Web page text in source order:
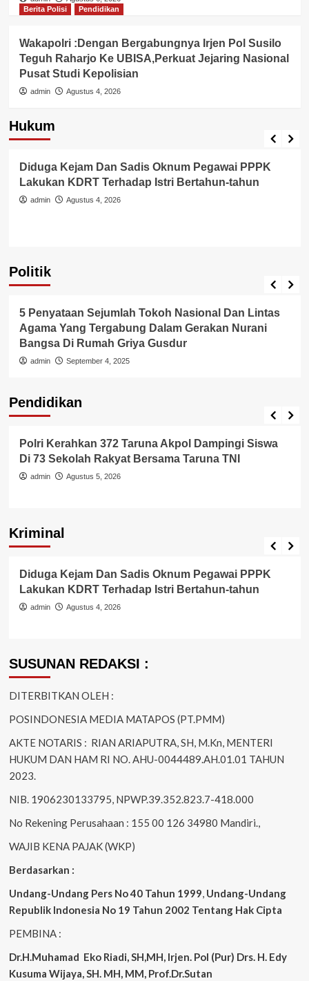
Berita Polisi
Pendidikan
Wakapolri :Dengan Bergabungnya Irjen Pol Susilo
Teguh Raharjo Ke UBISA,Perkuat Jejaring Nasional
Pusat Studi Kepolisian
admin Agustus 4, 2026
Hukum
Berita Polisi
Diduga Kejam Dan Sadis Oknum Pegawai PPPK
Lakukan KDRT Terhadap Istri Bertahun-tahun
admin Agustus 4, 2026
Politik
Politik
5 Penyataan Sejumlah Tokoh Nasional Dan Lintas
Agama Yang Tergabung Dalam Gerakan Nurani
Bangsa Di Rumah Griya Gusdur
admin September 4, 2025
Pendidikan
Pendidikan
Polri Kerahkan 372 Taruna Akpol Dampingi Siswa
Di 73 Sekolah Rakyat Bersama Taruna TNI
admin Agustus 5, 2026
Kriminal
Berita Polisi
Diduga Kejam Dan Sadis Oknum Pegawai PPPK
Lakukan KDRT Terhadap Istri Bertahun-tahun
admin Agustus 4, 2026
SUSUNAN REDAKSI :
DITERBITKAN OLEH :
POSINDONESIA MEDIA MATAPOS (PT.PMM)
AKTE NOTARIS : RIAN ARIAPUTRA, SH, M.Kn, MENTERI
HUKUM DAN HAM RI NO. AHU-0044489.AH.01.01 TAHUN
2023.
NIB. 1906230133795, NPWP.39.352.823.7-418.000
No Rekening Perusahaan : 155 00 126 34980 Mandiri.,
WAJIB KENA PAJAK (WKP)
Berdasarkan :
Undang-Undang Pers No 40 Tahun 1999, Undang-Undang
Republik Indonesia No 19 Tahun 2002 Tentang Hak Cipta
PEMBINA :
Dr.H.Muhamad Eko Riadi, SH,MH, Irjen. Pol (Pur) Drs. H. Edy
Kusuma Wijaya, SH. MH, MM, Prof.Dr.Sutan